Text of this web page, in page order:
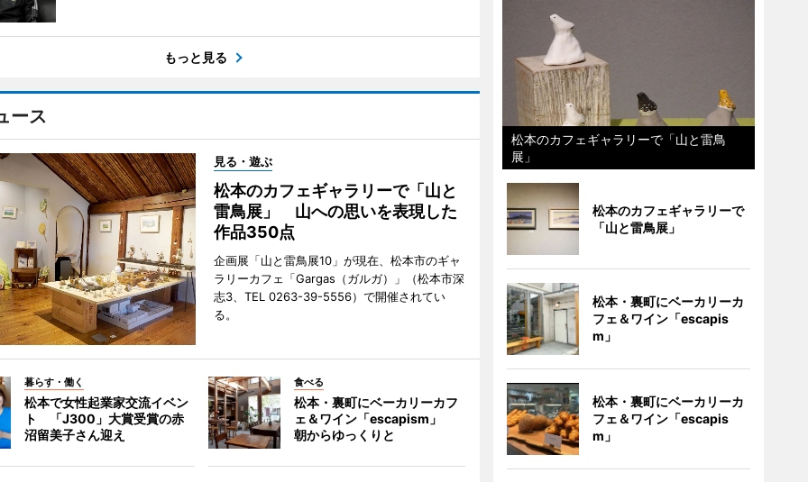
もっと見る
ース
見る・遊ぶ
松本のカフェギャラリーで「山と
雷鳥展」 山への思いを表現した
作品350点
企画展「山と雷鳥展10」が現在、松本市のギャ
ラリーカフェ「Gargas（ガルガ）」（松本市深
志3、TEL 0263-39-5556）で開催されてい
る。
暮らす・働く
松本で女性起業家交流イベン
ト 「J300」大賞受賞の赤
沼留美子さん迎え
食べる
松本・裏町にベーカリーカフ
ェ＆ワイン「escapism」
朝からゆっくりと
松本のカフェギャラリーで「山と雷鳥
展」
松本のカフェギャラリーで
「山と雷鳥展」
松本・裏町にベーカリーカ
フェ＆ワイン「escapis
m」
松本・裏町にベーカリーカ
フェ＆ワイン「escapis
m」